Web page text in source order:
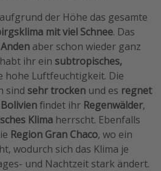
der Höhe das gesamte
mit viel Schnee. Das
aber schon wieder ganz
ihr ein subtropisches,
hohe Luftfeuchtigkeit. Die
sind sehr trocken und es regnet
findet ihr Regenwälder,
Klima herrscht. Ebenfalls
Region Gran Chaco, wo ein
wodurch sich das Klima je
und Nachtzeit stark ändert.